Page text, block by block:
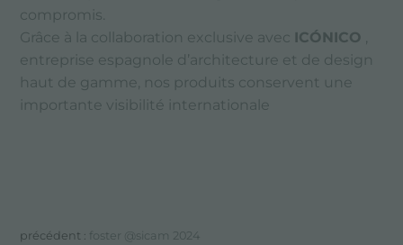
compromis.
Grâce à la collaboration exclusive avec ICÓNICO
entreprise espagnole d’architecture et de design
haut de gamme, nos produits conservent une
importante visibilité internationale
précédent : foster @sicam 2024